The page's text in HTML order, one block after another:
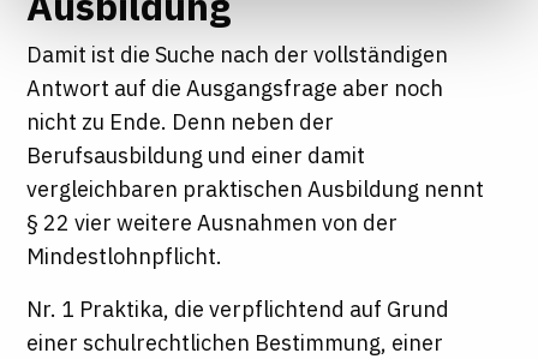
Informationen finden Sie in unseren
Datenschutzhinweisen
Damit ist die Suche nach der vollständigen
Antwort auf die Ausgangsfrage aber noch
nicht zu Ende. Denn neben der
Berufsausbildung und einer damit
vergleichbaren praktischen Ausbildung nennt
§ 22 vier weitere Ausnahmen von der
Mindestlohnpflicht.
Nr. 1 Praktika, die verpflichtend auf Grund
einer schulrechtlichen Bestimmung, einer